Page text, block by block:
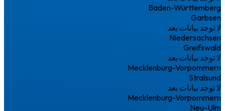
Baden-Württemberg
Garbsen
لا توجد بيانات بعد
Niedersachsen
Greifswald
لا توجد بيانات بعد
Mecklenburg-Vorpommern
Stralsund
لا توجد بيانات بعد
Mecklenburg-Vorpommern
Neu-Ulm